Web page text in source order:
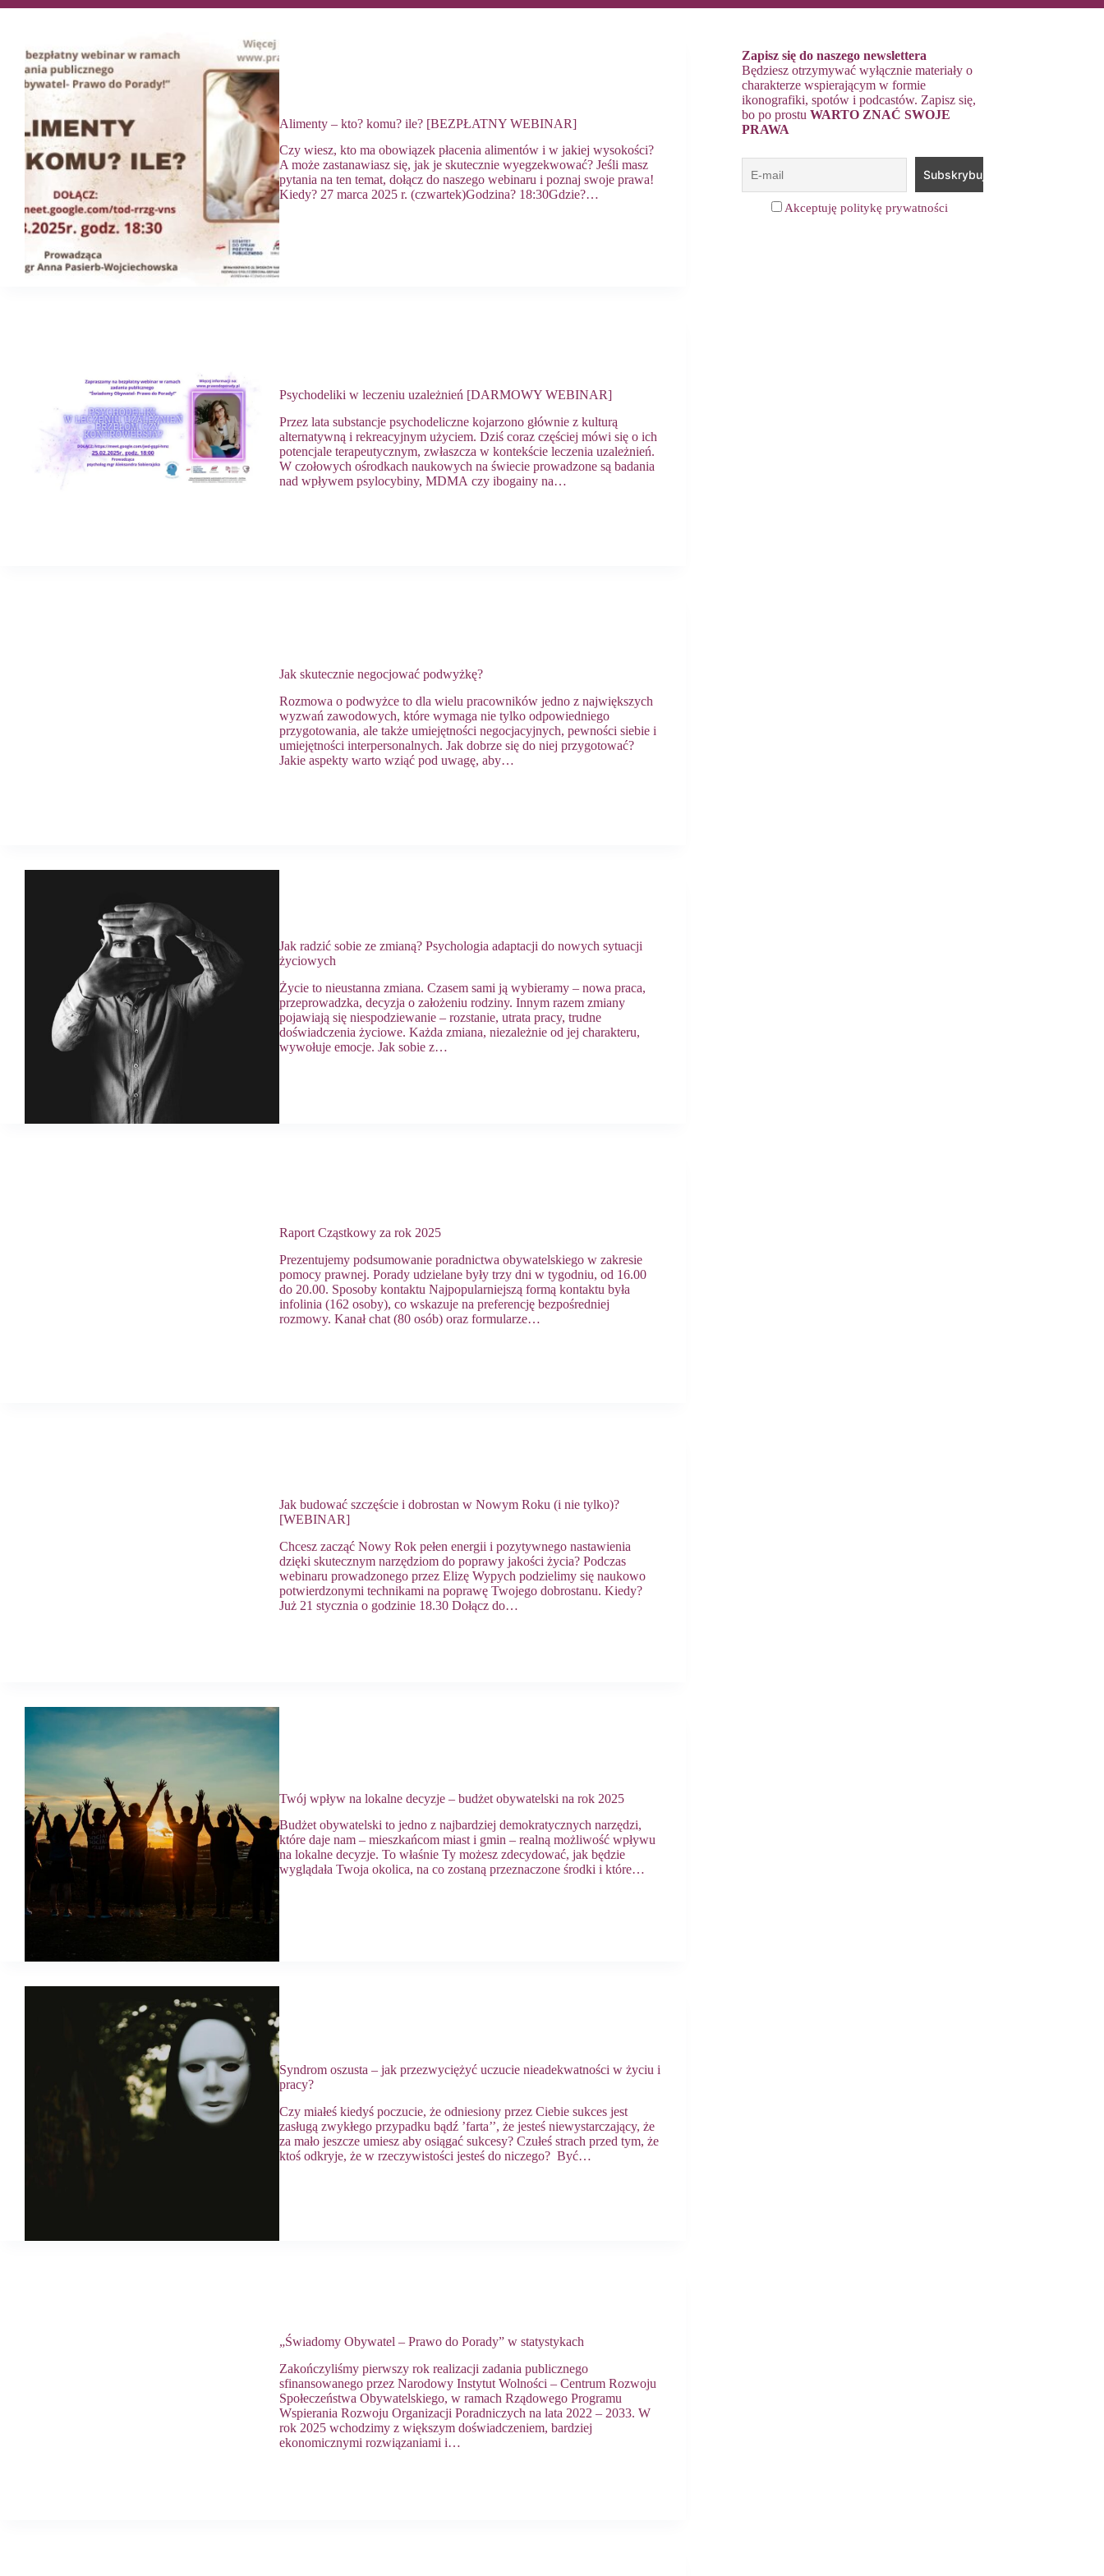
Alimenty – kto? komu? ile? [BEZPŁATNY WEBINAR]
Czy wiesz, kto ma obowiązek płacenia alimentów i w jakiej wysokości?
A może zastanawiasz się, jak je skutecznie wyegzekwować? Jeśli masz
pytania na ten temat, dołącz do naszego webinaru i poznaj swoje prawa!
Kiedy? 27 marca 2025 r. (czwartek)Godzina? 18:30Gdzie?…
Psychodeliki w leczeniu uzależnień [DARMOWY WEBINAR]
Przez lata substancje psychodeliczne kojarzono głównie z kulturą
alternatywną i rekreacyjnym użyciem. Dziś coraz częściej mówi się o ich
potencjale terapeutycznym, zwłaszcza w kontekście leczenia uzależnień.
W czołowych ośrodkach naukowych na świecie prowadzone są badania
nad wpływem psylocybiny, MDMA czy ibogainy na…
Jak skutecznie negocjować podwyżkę?
Rozmowa o podwyżce to dla wielu pracowników jedno z największych
wyzwań zawodowych, które wymaga nie tylko odpowiedniego
przygotowania, ale także umiejętności negocjacyjnych, pewności siebie i
umiejętności interpersonalnych. Jak dobrze się do niej przygotować?
Jakie aspekty warto wziąć pod uwagę, aby…
Jak radzić sobie ze zmianą? Psychologia adaptacji do nowych sytuacji
życiowych
Życie to nieustanna zmiana. Czasem sami ją wybieramy – nowa praca,
przeprowadzka, decyzja o założeniu rodziny. Innym razem zmiany
pojawiają się niespodziewanie – rozstanie, utrata pracy, trudne
doświadczenia życiowe. Każda zmiana, niezależnie od jej charakteru,
wywołuje emocje. Jak sobie z…
Raport Cząstkowy za rok 2025
Prezentujemy podsumowanie poradnictwa obywatelskiego w zakresie
pomocy prawnej. Porady udzielane były trzy dni w tygodniu, od 16.00
do 20.00. Sposoby kontaktu Najpopularniejszą formą kontaktu była
infolinia (162 osoby), co wskazuje na preferencję bezpośredniej
rozmowy. Kanał chat (80 osób) oraz formularze…
Jak budować szczęście i dobrostan w Nowym Roku (i nie tylko)?
[WEBINAR]
Chcesz zacząć Nowy Rok pełen energii i pozytywnego nastawienia
dzięki skutecznym narzędziom do poprawy jakości życia? Podczas
webinaru prowadzonego przez Elizę Wypych podzielimy się naukowo
potwierdzonymi technikami na poprawę Twojego dobrostanu. Kiedy?
Już 21 stycznia o godzinie 18.30 Dołącz do…
Twój wpływ na lokalne decyzje – budżet obywatelski na rok 2025
Budżet obywatelski to jedno z najbardziej demokratycznych narzędzi,
które daje nam – mieszkańcom miast i gmin – realną możliwość wpływu
na lokalne decyzje. To właśnie Ty możesz zdecydować, jak będzie
wyglądała Twoja okolica, na co zostaną przeznaczone środki i które…
Syndrom oszusta – jak przezwyciężyć uczucie nieadekwatności w życiu i
pracy?
Czy miałeś kiedyś poczucie, że odniesiony przez Ciebie sukces jest
zasługą zwykłego przypadku bądź ’farta’’, że jesteś niewystarczający, że
za mało jeszcze umiesz aby osiągać sukcesy? Czułeś strach przed tym, że
ktoś odkryje, że w rzeczywistości jesteś do niczego? Być…
„Świadomy Obywatel – Prawo do Porady” w statystykach
Zakończyliśmy pierwszy rok realizacji zadania publicznego
sfinansowanego przez Narodowy Instytut Wolności – Centrum Rozwoju
Społeczeństwa Obywatelskiego, w ramach Rządowego Programu
Wspierania Rozwoju Organizacji Poradniczych na lata 2022 – 2033. W
rok 2025 wchodzimy z większym doświadczeniem, bardziej
ekonomicznymi rozwiązaniami i…
Zapisz się do naszego newslettera
Będziesz otrzymywać wyłącznie materiały o
charakterze wspierającym w formie
ikonografiki, spotów i podcastów. Zapisz się,
bo po prostuWARTO ZNAĆ SWOJE
PRAWA
Akceptuję politykę prywatności